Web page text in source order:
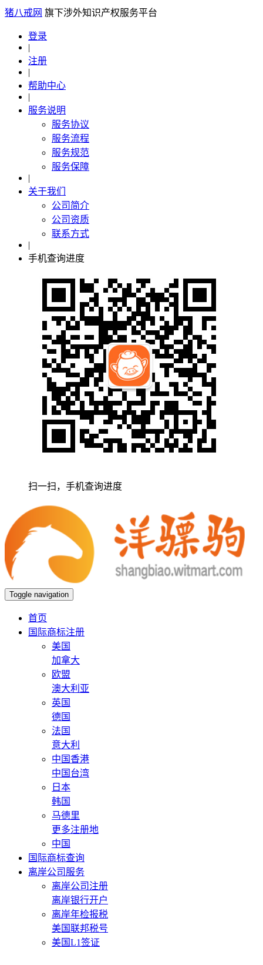
猪八戒网 旗下涉外知识产权服务平台
登录
|
注册
|
帮助中心
|
服务说明
服务协议
服务流程
服务规范
服务保障
|
关于我们
公司简介
公司资质
联系方式
|
手机查询进度
扫一扫，手机查询进度
Toggle navigation
首页
国际商标注册
美国
加拿大
欧盟
澳大利亚
英国
德国
法国
意大利
中国香港
中国台湾
日本
韩国
马德里
更多注册地
中国
国际商标查询
离岸公司服务
离岸公司注册
离岸银行开户
离岸年检报税
美国联邦税号
美国L1签证